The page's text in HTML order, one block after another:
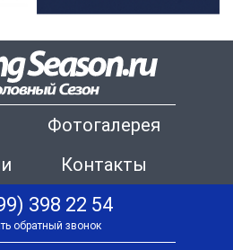
Фотогалерея
Контакты
398 22 54
обратный звонок